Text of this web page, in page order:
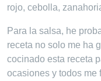
rojo, cebolla,
Para la salsa, he
receta no solo me ha
cocinado esta receta
ocasiones y todos me